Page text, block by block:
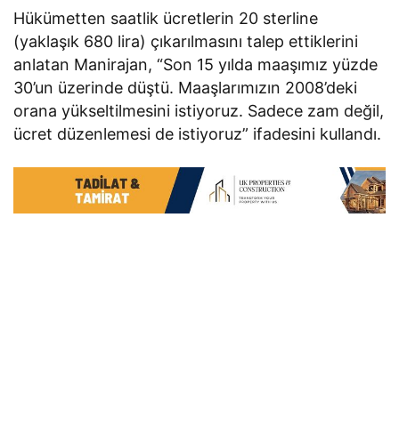
Hükümetten saatlik ücretlerin 20 sterline
(yaklaşık 680 lira) çıkarılmasını talep ettiklerini
anlatan Manirajan, “Son 15 yılda maaşımız yüzde
30’un üzerinde düştü. Maaşlarımızın 2008’deki
orana yükseltilmesini istiyoruz. Sadece zam değil,
ücret düzenlemesi de istiyoruz” ifadesini kullandı.